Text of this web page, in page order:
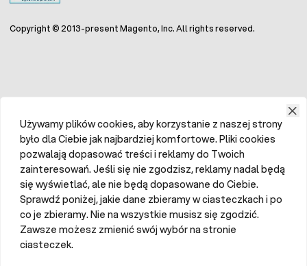
Copyright © 2013-present Magento, Inc. All rights reserved.
Używamy plików cookies, aby korzystanie z naszej strony
było dla Ciebie jak najbardziej komfortowe. Pliki cookies
pozwalają dopasować treści i reklamy do Twoich
zainteresowań. Jeśli się nie zgodzisz, reklamy nadal będą
się wyświetlać, ale nie będą dopasowane do Ciebie.
Sprawdź poniżej, jakie dane zbieramy w ciasteczkach i po
co je zbieramy. Nie na wszystkie musisz się zgodzić.
Zawsze możesz zmienić swój wybór na stronie
ciasteczek.